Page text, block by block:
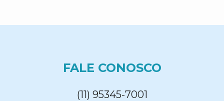
FALE CONOSCO
(11) 95345-7001